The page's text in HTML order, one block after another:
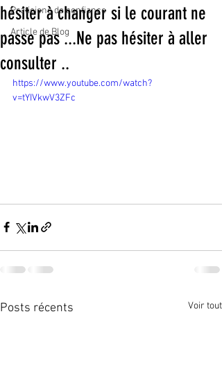
Praticiens de confiance
Article de Blog
hésiter à changer si le courant ne
passe pas ...Ne pas hésiter à aller
consulter ..
https://www.youtube.com/watch?
v=tYIVkwV3ZFc
Posts récents Voir tout